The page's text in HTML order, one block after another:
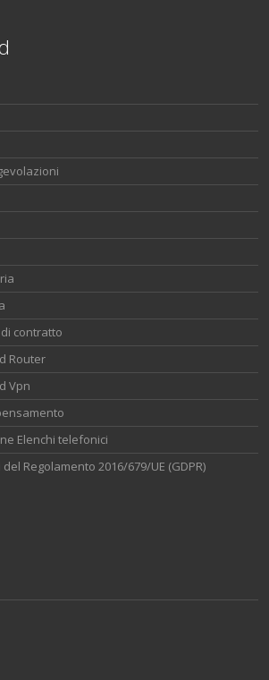
contratto
Router
Vpn
Elenchi telefonici
Regolamento 2016/679/UE (GDPR)